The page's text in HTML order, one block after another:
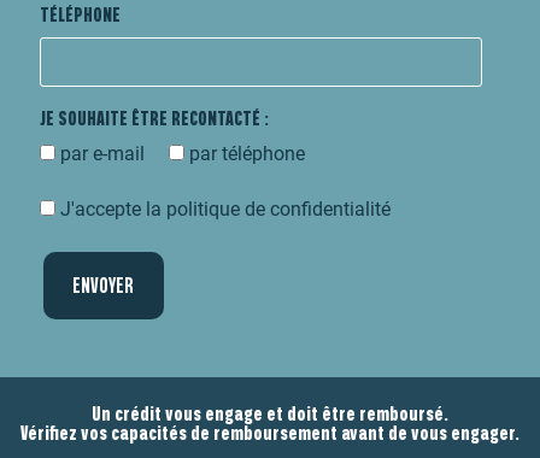
TÉLÉPHONE
JE SOUHAITE ÊTRE RECONTACTÉ :
par e-mail
par téléphone
J'accepte la politique de confidentialité
Un crédit vous engage et doit être remboursé.
Vérifiez vos capacités de remboursement avant de vous engager.